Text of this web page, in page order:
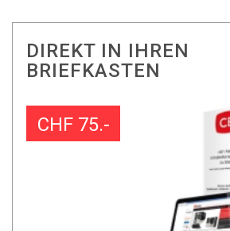
DIREKT IN IHREN
BRIEFKASTEN
CHF 75.-